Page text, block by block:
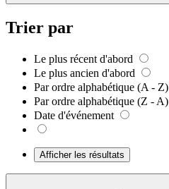
Trier par
Le plus récent d'abord
Le plus ancien d'abord
Par ordre alphabétique (A - Z)
Par ordre alphabétique (Z - A)
Date d'événement
Afficher les résultats